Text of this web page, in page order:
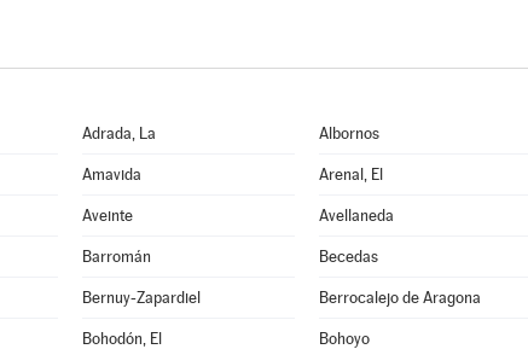
Adrada, La Albornos
Amavida Arenal, El
Aveinte Avellaneda
Barromán Becedas
Bernuy-Zapardiel Berrocalejo de Aragona
Bohodón, El Bohoyo